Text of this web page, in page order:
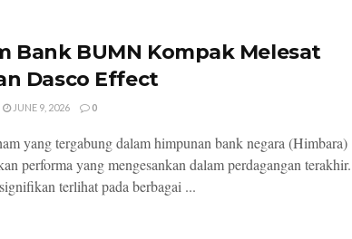
Bank BUMN Kompak Melesat
Dasco Effect
JUNE 9, 2026 0
yang tergabung dalam himpunan bank negara (Himbara)
performa yang mengesankan dalam perdagangan terakhir.
terlihat pada berbagai ...